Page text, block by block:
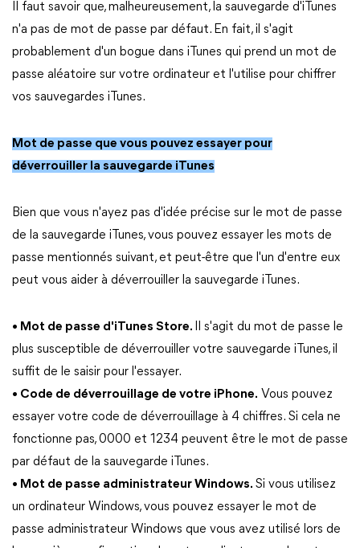
Il faut savoir que, malheureusement, la sauvegarde d'iTunes
n'a pas de mot de passe par défaut. En fait, il s'agit
probablement d'un bogue dans iTunes qui prend un mot de
passe aléatoire sur votre ordinateur et l'utilise pour chiffrer
vos sauvegardes iTunes.
Mot de passe que vous pouvez essayer pour
déverrouiller la sauvegarde iTunes
Bien que vous n'ayez pas d'idée précise sur le mot de passe
de la sauvegarde iTunes, vous pouvez essayer les mots de
passe mentionnés suivant, et peut-être que l'un d'entre eux
peut vous aider à déverrouiller la sauvegarde iTunes.
• Mot de passe d'iTunes Store.
Il s'agit du mot de passe le
plus susceptible de déverrouiller votre sauvegarde iTunes, il
suffit de le saisir pour l'essayer.
• Code de déverrouillage de votre iPhone. Vous pouvez
essayer votre code de déverrouillage à 4 chiffres. Si cela ne
fonctionne pas, 0000 et 1234 peuvent être le mot de passe
par défaut de la sauvegarde iTunes.
• Mot de passe administrateur Windows. Si vous utilisez
un ordinateur Windows, vous pouvez essayer le mot de
passe administrateur Windows que vous avez utilisé lors de